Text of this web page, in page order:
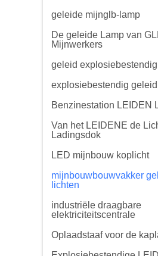
geleide mijnglb-lamp
De geleide Lamp van
Mijnwerkers
geleid
explosiebestendig
Benzinestation LEIDEN
Van het LEIDENE de
Ladingsdok
LED mijnbouw koplicht
mijnbouwbouwvakker
lichten
industriële draagbare
elektriciteitscentrale
Oplaadstaaf voor de